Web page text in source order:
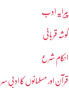
پیرایہ ادب
گوشہ قربانی
احکامِ شرع
قرآن اور مسلمانوں کا ادبی